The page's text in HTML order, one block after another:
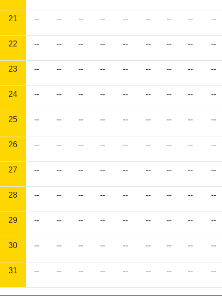
21 -- -- -- -- -- -- -- -- --
22 -- -- -- -- -- -- -- -- --
23 -- -- -- -- -- -- -- -- --
24 -- -- -- -- -- -- -- -- --
25 -- -- -- -- -- -- -- -- --
26 -- -- -- -- -- -- -- -- --
27 -- -- -- -- -- -- -- -- --
28 -- -- -- -- -- -- -- -- --
29 -- -- -- -- -- -- -- -- --
30 -- -- -- -- -- -- -- -- --
31 -- -- -- -- -- -- -- -- --